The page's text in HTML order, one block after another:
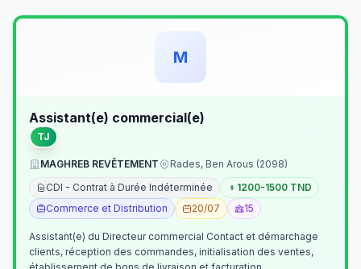
M
Assistant(e) commercial(e)
TJ
MAGHREB REVÊTEMENT
Rades, Ben Arous (2098)
CDI - Contrat à Durée Indéterminée
1200-1500 TND
Commerce et Distribution
20/07 15
Assistant(e) du Directeur commercial Contact et démarchage
clients, réception des commandes, initialisation des ventes,